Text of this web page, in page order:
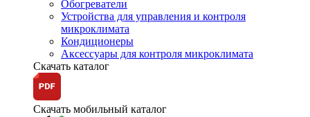
Обогреватели
Устройства для управления и контроля
микроклимата
Кондиционеры
Аксессуары для контроля микроклимата
Скачать каталог
Скачать мобильный каталог